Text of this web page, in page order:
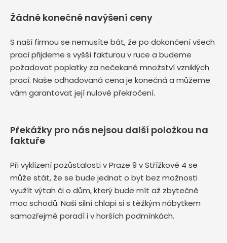
Žádné konečné navýšení ceny
S naší firmou se nemusíte bát, že po dokončení všech
prací přijdeme s vyšší fakturou v ruce a budeme
požadovat poplatky za nečekané množství vzniklých
prací. Naše odhadovaná cena je konečná a můžeme
vám garantovat její nulové překročení.
Překážky pro nás nejsou další položkou na
faktuře
Při vyklízení pozůstalosti v Praze 9 v Střížkově 4 se
může stát, že se bude jednat o byt bez možnosti
využít výtah či o dům, který bude mít až zbytečně
moc schodů. Naši silní chlapi si s těžkým nábytkem
samozřejmě poradí i v horších podmínkách.